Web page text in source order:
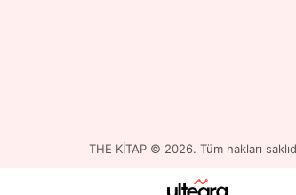
THE KİTAP © 2026. Tüm hakları